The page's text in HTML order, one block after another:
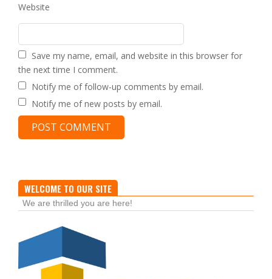
Website
Save my name, email, and website in this browser for
the next time I comment.
Notify me of follow-up comments by email.
Notify me of new posts by email.
WELCOME TO OUR SITE
We are thrilled you are here!